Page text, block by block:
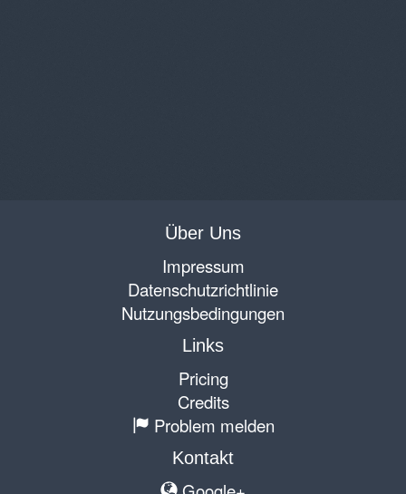
Über Uns
Impressum
Datenschutzrichtlinie
Nutzungsbedingungen
Links
Pricing
Credits
Problem melden
Kontakt